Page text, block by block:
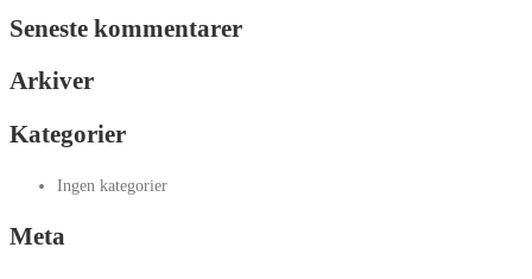
Seneste kommentarer
Arkiver
Kategorier
Ingen kategorier
Meta